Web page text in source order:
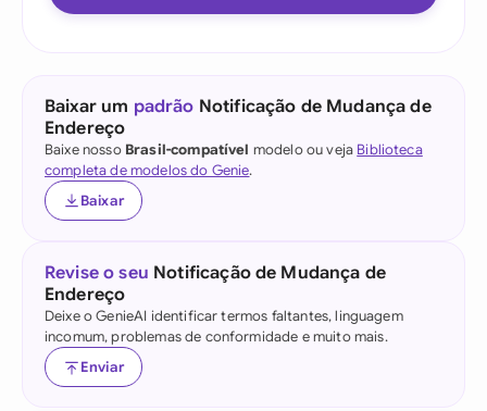
Baixar um padrão Notificação de Mudança de
Endereço
Baixe nosso Brasil-compatível modelo ou veja Biblioteca
completa de modelos do Genie.
Baixar
Revise o seu Notificação de Mudança de
Endereço
Deixe o GenieAI identificar termos faltantes, linguagem
incomum, problemas de conformidade e muito mais.
Enviar